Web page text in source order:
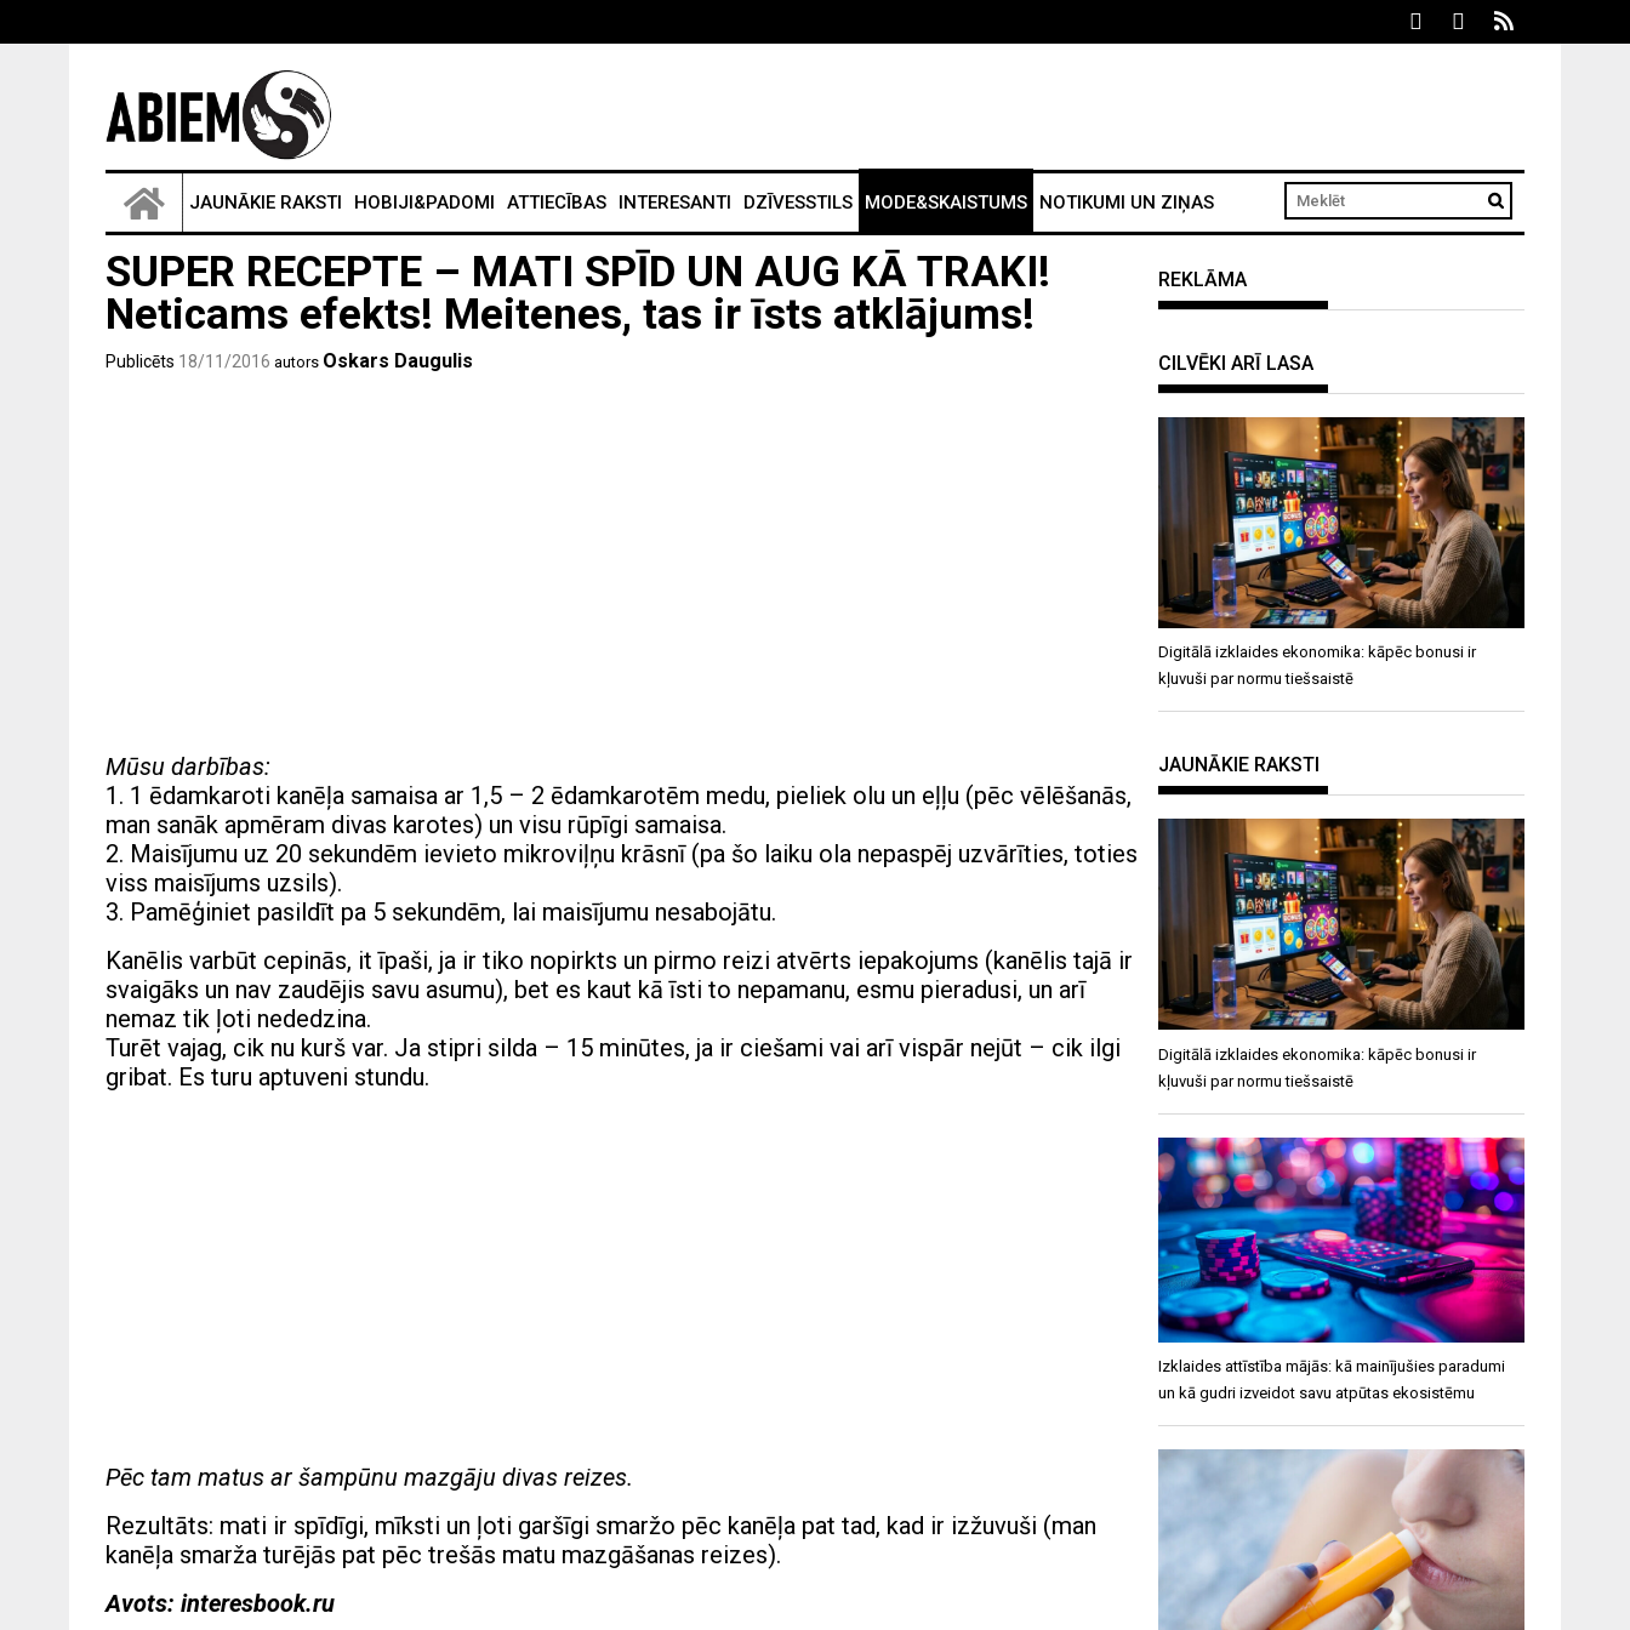
JAUNĀKIE RAKSTI HOBIJI&PADOMI ATTIECĪBAS INTERESANTI DZĪVESSTILS MODE&SKAISTUMS NOTIKUMI UN ZIŅAS
SUPER RECEPTE – MATI SPĪD UN AUG KĀ TRAKI!
Neticams efekts! Meitenes, tas ir īsts atklājums!
Publicēts 18/11/2016 autors Oskars Daugulis
Mūsu darbības:
1. 1 ēdamkaroti kanēļa samaisa ar 1,5 – 2 ēdamkarotēm medu, pieliek olu un eļļu (pēc vēlēšanās,
man sanāk apmēram divas karotes) un visu rūpīgi samaisa.
2. Maisījumu uz 20 sekundēm ievieto mikroviļņu krāsnī (pa šo laiku ola nepaspēj uzvārīties, toties
viss maisījums uzsils).
3. Pamēģiniet pasildīt pa 5 sekundēm, lai maisījumu nesabojātu.
Kanēlis varbūt cepinās, it īpaši, ja ir tiko nopirkts un pirmo reizi atvērts iepakojums (kanēlis tajā ir
svaigāks un nav zaudējis savu asumu), bet es kaut kā īsti to nepamanu, esmu pieradusi, un arī
nemaz tik ļoti nededzina.
Turēt vajag, cik nu kurš var. Ja stipri silda – 15 minūtes, ja ir ciešami vai arī vispār nejūt – cik ilgi
gribat. Es turu aptuveni stundu.
Pēc tam matus ar šampūnu mazgāju divas reizes.
Rezultāts: mati ir spīdīgi, mīksti un ļoti garšīgi smaržo pēc kanēļa pat tad, kad ir izžuvuši (man
kanēļa smarža turējās pat pēc trešās matu mazgāšanas reizes).
Avots: interesbook.ru
REKLĀMA
CILVĒKI ARĪ LASA
Digitālā izklaides ekonomika: kāpēc bonusi ir
kļuvuši par normu tiešsaistē
JAUNĀKIE RAKSTI
Digitālā izklaides ekonomika: kāpēc bonusi ir
kļuvuši par normu tiešsaistē
Izklaides attīstība mājās: kā mainījušies paradumi
un kā gudri izveidot savu atpūtas ekosistēmu